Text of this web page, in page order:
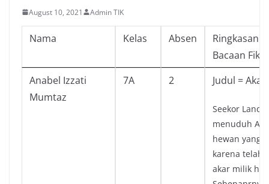
August 10, 2021 Admin TIK
Nama Kelas Absen
Ringkasan
Bacaan
Anabel Izzati
Mumtaz
7A 2 Judul =
Seekor
menuduh
hewan yang
karena telah
akar milik